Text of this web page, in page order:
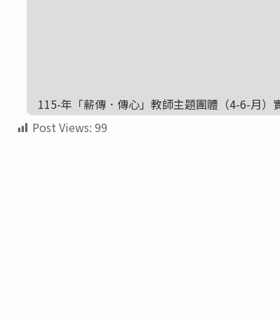
115-年「薪傳．傳心」教師主題團體（4-6-月）
Post Views: 99